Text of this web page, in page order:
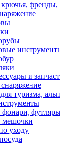
френды,
и
туризма,
футляры
мешочки
уходу